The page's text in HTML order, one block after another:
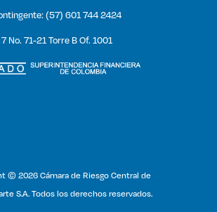
(57) 601 744 2424
No. 71-21 Torre B Of. 1001
© 2026 Cámara de Riesgo Central de
S.A. Todos los derechos reservados.